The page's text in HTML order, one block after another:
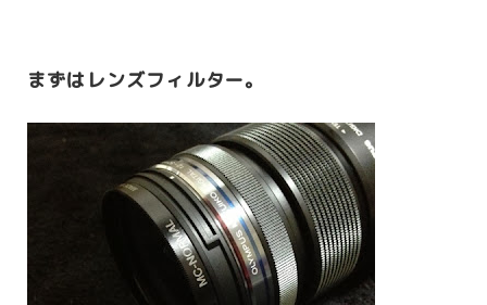
まずはレンズフィルター。